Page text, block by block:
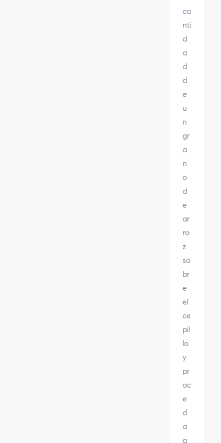
ca
nti
d
a
d
d
e
u
n
gr
a
n
o
d
e
ar
ro
z
so
br
e
el
ce
pil
lo
y
pr
oc
e
d
a
a